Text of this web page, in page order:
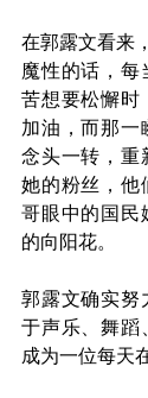
在郭露文看来
魔性的话，每
苦想要松懈时
加油，而那一
念头一转，重
她的粉丝，他
哥眼中的国民
的向阳花。
郭露文确实努
于声乐、舞蹈
成为一位每天